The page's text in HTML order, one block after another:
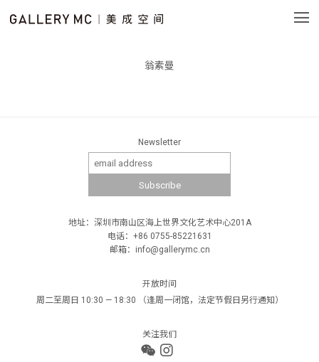
翁素曼
Newsletter
地址：深圳市南山区海上世界文化艺术中心201A
电话：+86 0755-85221631
邮箱：info@gallerymc.cn
开放时间
周二至周日 10:30 — 18:30 （逢周一闭馆，法定节假日另行通知）
关注我们